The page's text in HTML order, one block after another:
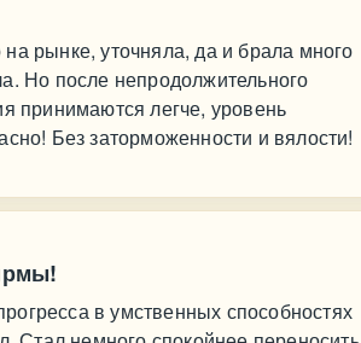
рынке, уточняла, да и брала много
Но после непродолжительного
принимаются легче, уровень
Без заторможенности и вялости!
в умственных способностях